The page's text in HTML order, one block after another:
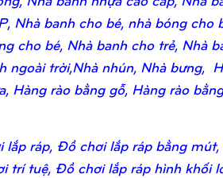
Nhà banh cho bé, nhà bóng cho
cho bé, Nhà banh cho trẻ, Nhà
ngoài trời,Nhà nhún, Nhà bưng,
Hàng rào bằng gỗ, Hàng rào
ráp, Đồ chơi lắp ráp bằng
trí tuệ, Đồ chơi lắp ráp hình khối